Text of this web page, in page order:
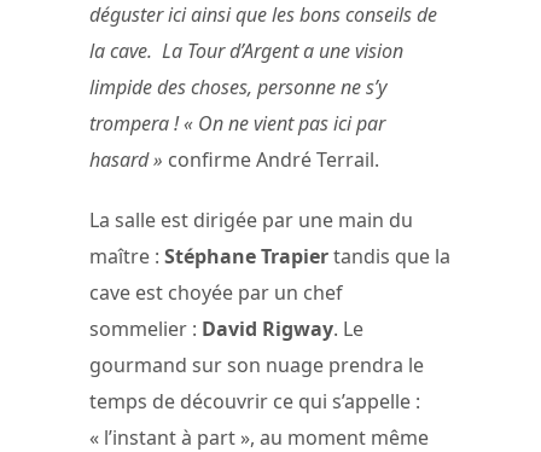
déguster ici ainsi que les bons conseils de
la cave. La Tour d’Argent a une vision
limpide des choses, personne ne s’y
trompera ! « On ne vient pas ici par
hasard » confirme André Terrail.
La salle est dirigée par une main du
maître : Stéphane Trapiertandis que la
cave est choyée par un chef
sommelier : David Rigway. Le
gourmand sur son nuage prendra le
temps de découvrir ce qui s’appelle :
« l’instant à part », au moment même